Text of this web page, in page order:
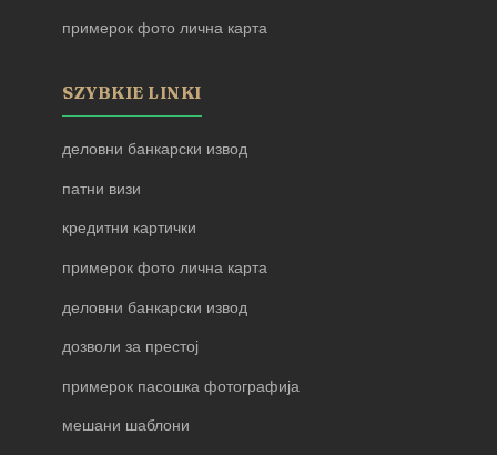
примерок фото лична карта
SZYBKIE LINKI
деловни банкарски извод
патни визи
кредитни картички
примерок фото лична карта
деловни банкарски извод
дозволи за престој
примерок пасошка фотографија
мешани шаблони